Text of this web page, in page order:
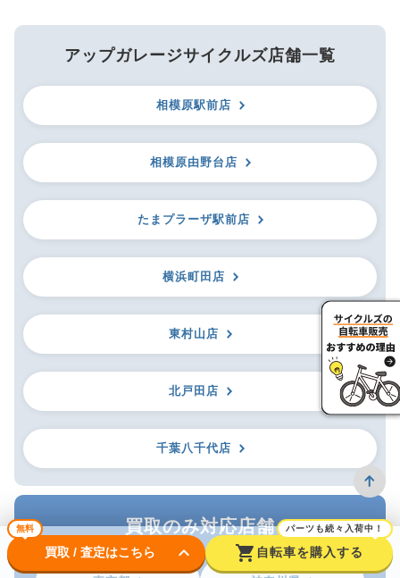
アップガレージサイクルズ店舗一覧
相模原駅前店
相模原由野台店
たまプラーザ駅前店
横浜町田店
東村山店
北戸田店
千葉八千代店
買取のみ対応店舗
無料
買取 / 査定はこちら keyboard_arrow_down shopping_cart
パーツも続々入荷中！
自転車を購入する